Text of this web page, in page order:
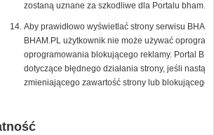
zostaną uznane za szkodliwe dla Portalu bham.pl.
Aby prawidłowo wyświetlać strony serwisu
BHAM.PL użytkownik nie może używać
oprogramowania blokującego reklamy. Portal
dotyczące błędnego działania strony, jeśli
zmieniającego zawartość strony lub blokującego